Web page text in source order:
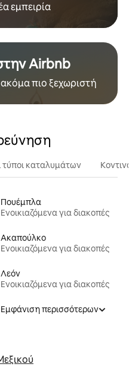
εμπειρία
Airbnb
πιο ξεχωριστή
τύποι καταλυμάτων
Πουέμπλα
Ενοικιαζόμενα για διακοπές
Ακαπούλκο
Ενοικιαζόμενα για διακοπές
Λεόν
Ενοικιαζόμενα για διακοπές
Εμφάνιση περισσότερων